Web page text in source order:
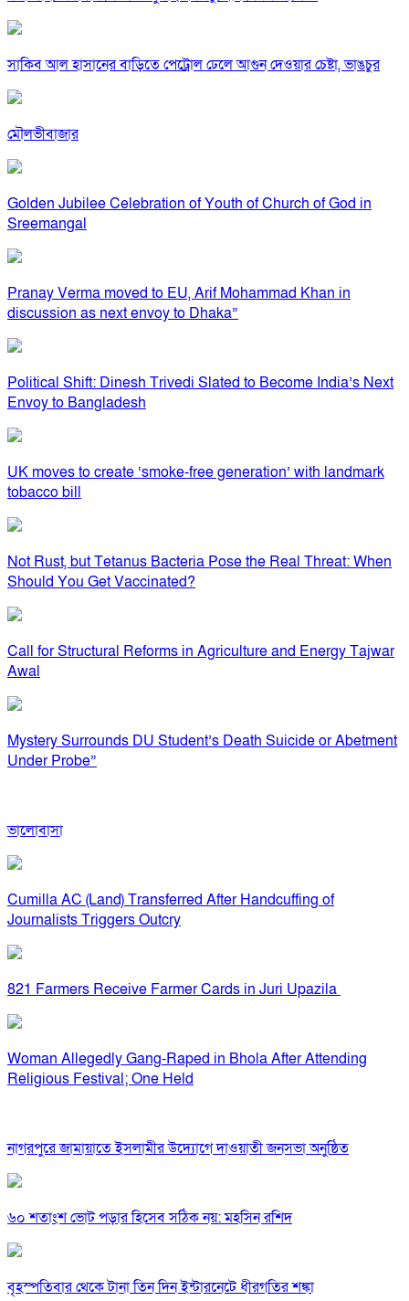
সাকিব আল হাসানের বাড়িতে পেট্রোল ঢেলে আগুন দেওয়ার চেষ্টা, ভাঙচুর
মৌলভীবাজার
Golden Jubilee Celebration of Youth of Church of God in
Sreemangal
Pranay Verma moved to EU, Arif Mohammad Khan in
discussion as next envoy to Dhaka”
Political Shift: Dinesh Trivedi Slated to Become India’s Next
Envoy to Bangladesh
UK moves to create ‘smoke-free generation’ with landmark
tobacco bill
Not Rust, but Tetanus Bacteria Pose the Real Threat: When
Should You Get Vaccinated?
Call for Structural Reforms in Agriculture and Energy Tajwar
Awal
Mystery Surrounds DU Student’s Death Suicide or Abetment
Under Probe”
ভালোবাসা
Cumilla AC (Land) Transferred After Handcuffing of
Journalists Triggers Outcry
821 Farmers Receive Farmer Cards in Juri Upazila
Woman Allegedly Gang-Raped in Bhola After Attending
Religious Festival; One Held
নাগরপুরে জামায়াতে ইসলামীর উদ্যোগে দাওয়াতী জনসভা অনুষ্ঠিত
৬০ শতাংশ ভোট পড়ার হিসেব সঠিক নয়: মহসিন রশিদ
বৃহস্পতিবার থেকে টানা তিন দিন ইন্টারনেটে ধীরগতির শঙ্কা